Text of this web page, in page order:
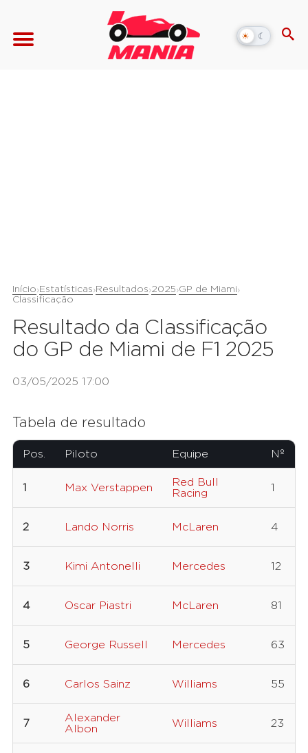
☀ ☾
Alternar
modo
Início›Estatísticas›Resultados›2025›GP de Miami›
Classificação
Resultado da Classificação
do GP de Miami de F1 2025
03/05/2025 17:00
Tabela de resultado
Pos. Piloto Equipe Nº
1 Max Verstappen
Red Bull
Racing
1
2 Lando Norris McLaren 4
3 Kimi Antonelli Mercedes 12
4 Oscar Piastri McLaren 81
5 George Russell Mercedes 63
6 Carlos Sainz Williams 55
7
Alexander
Albon
Williams 23